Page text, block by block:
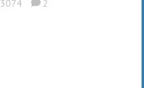
3074 K 2